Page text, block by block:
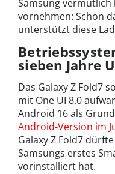
Samsung
vornehmen: Schon
unterstützt diese
sieben Jahre
Das Galaxy Z Fold7
mit One UI 8.0
Android 16 als
Android-Version im
Galaxy Z Fold7
Samsungs erstes
vorinstalliert hat.